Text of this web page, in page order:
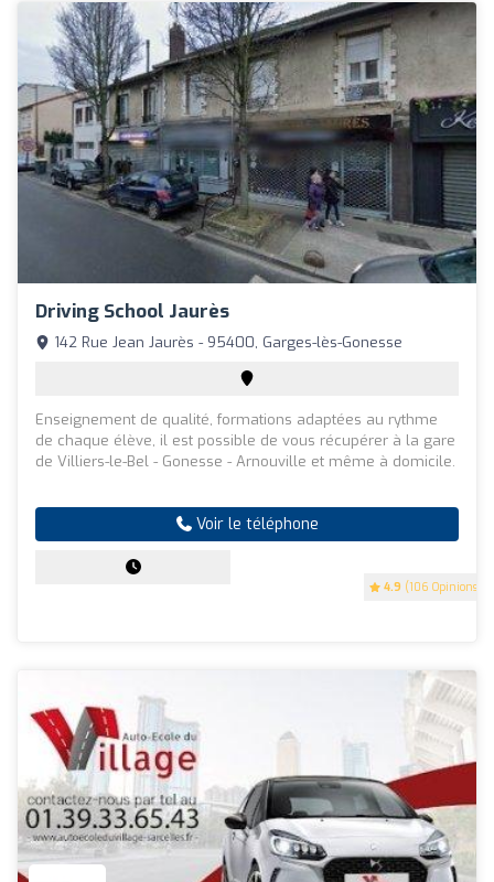
Driving School Jaurès
4.9 (106 Opinions)
142 Rue Jean Jaurès - 95400, Garges-lès-Gonesse
Enseignement de qualité, formations adaptées au rythme
de chaque élève, il est possible de vous récupérer à la gare
de Villiers-le-Bel - Gonesse - Arnouville et même à domicile.
Voir le téléphone